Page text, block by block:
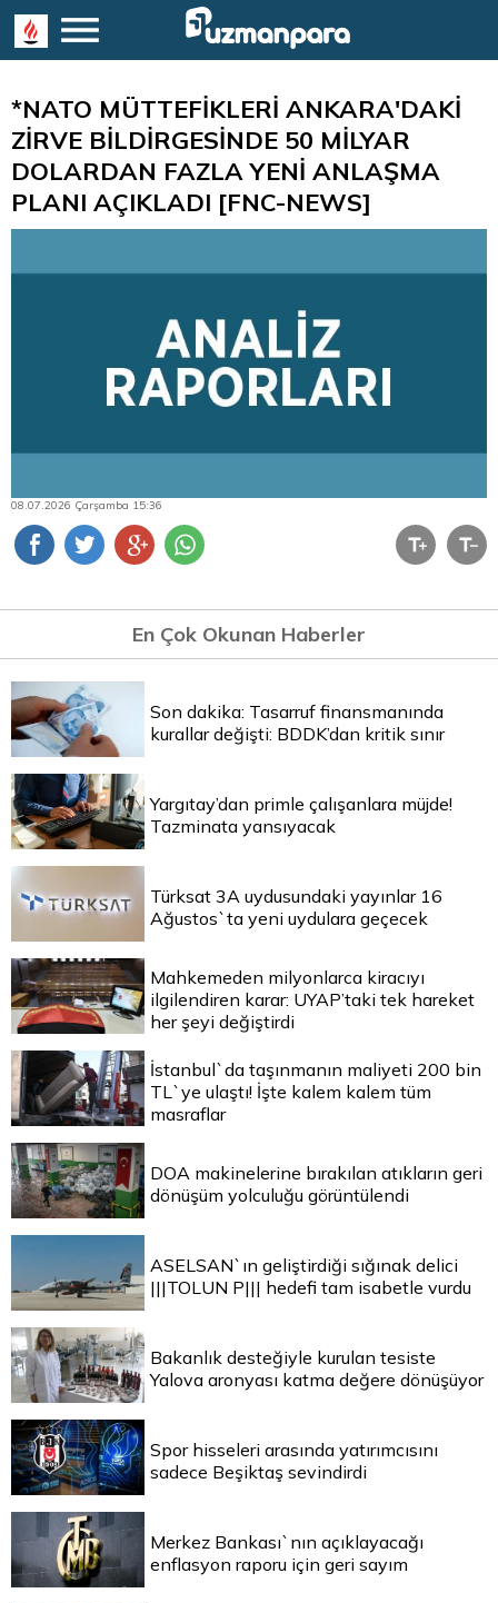
*NATO MÜTTEFİKLERİ ANKARA'DAKİ
ZİRVE BİLDİRGESİNDE 50 MİLYAR
DOLARDAN FAZLA YENİ ANLAŞMA
PLANI AÇIKLADI [FNC-NEWS]
08.07.2026 Çarşamba 15:36
En Çok Okunan Haberler
Son dakika: Tasarruf finansmanında
kurallar değişti: BDDK’dan kritik sınır
Yargıtay’dan primle çalışanlara müjde!
Tazminata yansıyacak
Türksat 3A uydusundaki yayınlar 16
Ağustos`ta yeni uydulara geçecek
Mahkemeden milyonlarca kiracıyı
ilgilendiren karar: UYAP’taki tek hareket
her şeyi değiştirdi
İstanbul`da taşınmanın maliyeti 200 bin
TL`ye ulaştı! İşte kalem kalem tüm
masraflar
DOA makinelerine bırakılan atıkların geri
dönüşüm yolculuğu görüntülendi
ASELSAN`ın geliştirdiği sığınak delici
|||TOLUN P||| hedefi tam isabetle vurdu
Bakanlık desteğiyle kurulan tesiste
Yalova aronyası katma değere dönüşüyor
Spor hisseleri arasında yatırımcısını
sadece Beşiktaş sevindirdi
Merkez Bankası`nın açıklayacağı
enflasyon raporu için geri sayım